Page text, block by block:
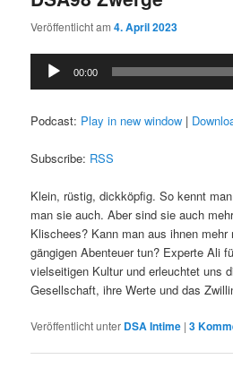
Veröffentlicht am4. April 2023
Audio-
Player
00:00
Podcast: Play in new window |
Subscribe: RSS
Klein, rüstig, dickköpfig. So kennt
man sie auch. Aber sind sie auch
Klischees? Kann man aus ihnen
gängigen Abenteuer tun? Experte Ali
vielseitigen Kultur und erleuchtet uns
Gesellschaft, ihre Werte und das
Veröffentlicht unter DSA Intime |3